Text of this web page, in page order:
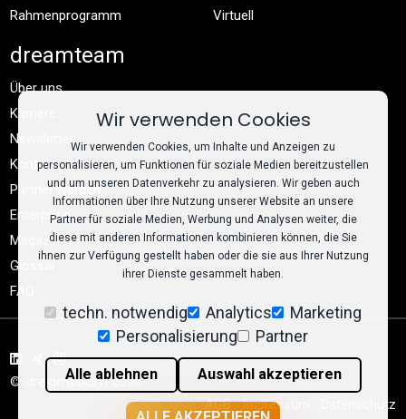
Rahmenprogramm
Virtuell
dreamteam
Über uns
Karriere
Newsletter
Kontakt
Partner werden
Enterprise
Magazin
Glossar
FAQ
© dreamteam 2026
AGB Impressum Datenschutz
Wir verwenden Cookies
Wir verwenden Cookies, um Inhalte und Anzeigen zu
personalisieren, um Funktionen für soziale Medien bereitzustellen
und um unseren Datenverkehr zu analysieren. Wir geben auch
Informationen über Ihre Nutzung unserer Website an unsere
Partner für soziale Medien, Werbung und Analysen weiter, die
diese mit anderen Informationen kombinieren können, die Sie
ihnen zur Verfügung gestellt haben oder die sie aus Ihrer Nutzung
ihrer Dienste gesammelt haben.
techn. notwendig Analytics
Marketing
Personalisierung
Partner
Alle ablehnen Auswahl akzeptieren